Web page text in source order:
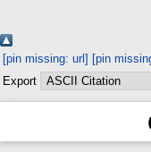
[pin missing: url] [pin
Export